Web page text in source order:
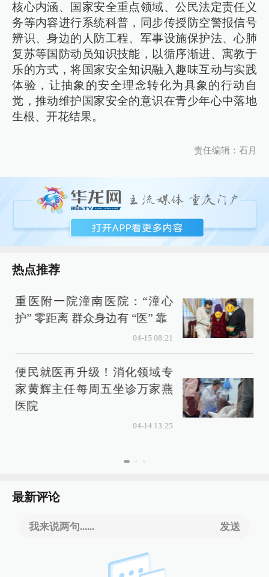
核心内涵、国家安全重点领域、公民法定责任义
务等内容进行系统科普，同步传授防空警报信号
辨识、身边的人防工程、军事设施保护法、心肺
复苏等国防动员知识技能，以循序渐进、寓教于
乐的方式，将国家安全知识融入趣味互动与实践
体验，让抽象的安全理念转化为具象的行动自
觉，推动维护国家安全的意识在青少年心中落地
生根、开花结果。
责任编辑：石月
热点推荐
重医附一院潼南医院：“潼心
护” 零距离 群众身边有 “医” 靠
04-15 08:21
便民就医再升级！消化领域专
家黄辉主任每周五坐诊万家燕
医院
04-14 13:25
最新评论
我来说两句...... 发送